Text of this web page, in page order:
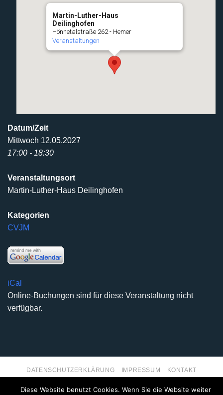
Martin-Luther-Haus
Deilinghofen
Hönnetalstraße 262 - Hemer
Veranstaltungen
Datum/Zeit
Mittwoch 12.05.2027
17:00 - 18:30
Veranstaltungsort
Martin-Luther-Haus Deilinghofen
Kategorien
CVJM
iCal
Online-Buchungen sind für diese Veranstaltung nicht
verfügbar.
DATENSCHUTZERKLÄRUNG IMPRESSUM KONTAKT
Diese Website benutzt Cookies. Wenn Sie die Website weiter